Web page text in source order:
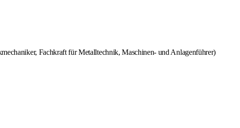
Fachkraft für Metalltechnik, Maschinen- und Anlagenführer)